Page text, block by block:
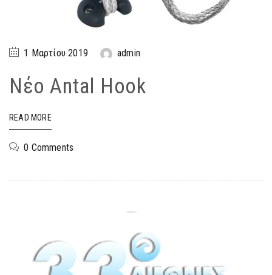
1 Μαρτίου 2019 admin
Νέο Antal Hook
READ MORE
0 Comments